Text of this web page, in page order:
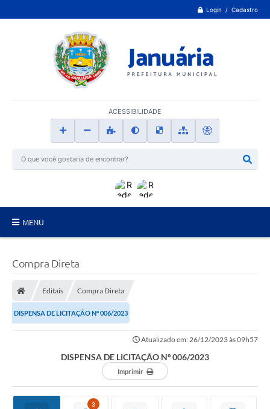
Login / Cadastro
ACESSIBILIDADE
MENU
Secretarias
Compra Direta
Editais Compra Direta
DISPENSA DE LICITAÇÃO Nº 006/2023
Atualizado em: 26/12/2023 às 09h57
DISPENSA DE LICITAÇÃO Nº 006/2023
Imprimir
3